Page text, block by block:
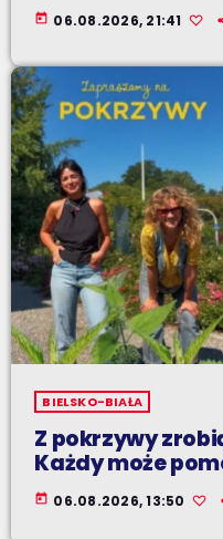
today 06.08.2026, 21:41
BIELSKO-BIAŁA
Z pokrzywy
Każdy może
today 06.08.2026, 13:50